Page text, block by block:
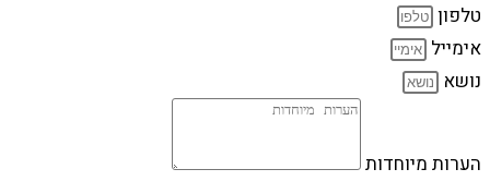
טלפון
אימייל
נושא
הערות מיוחדות